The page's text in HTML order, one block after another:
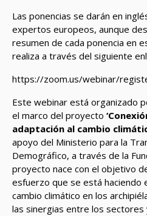
Las ponencias se darán en
expertos europeos, aunque
resumen de cada ponencia en
realiza a través del siguiente
https://zoom.us/webinar/
Este webinar está organizado
el marco del proyecto
adaptación al cambio
apoyo del Ministerio para la
Demográfico, a través de la
proyecto nace con el objetivo
esfuerzo que se está haciendo
cambio climático en los
las sinergias entre los